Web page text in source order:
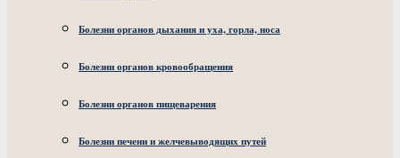
Болезни органов дыхания и уха, горла, носа
Болезни органов кровообращения
Болезни органов пищеварения
Болезни печени и желчевыводящих путей